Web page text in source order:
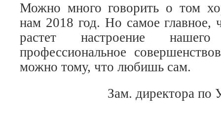
Можно много говорить о том
нам 2018 год. Но самое главное,
растет настроение
профессиональное
можно тому, что любишь сам.
Зам. директора